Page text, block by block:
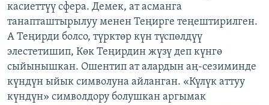
касиеттүү сфера. Демек, ат асманга
танапташтырылуу менен Теңирге теңештирилген.
А Теңирди болсо, түрктөр күн түспөлдүү
элестетишип, Көк Теңирдин жүзү деп күнгө
сыйынышкан. Ошентип ат алардын аң-сезиминде
күндүн ыйык символуна айланган. «Күлүк аттуу
күндүн» символдору болушкан аргымак